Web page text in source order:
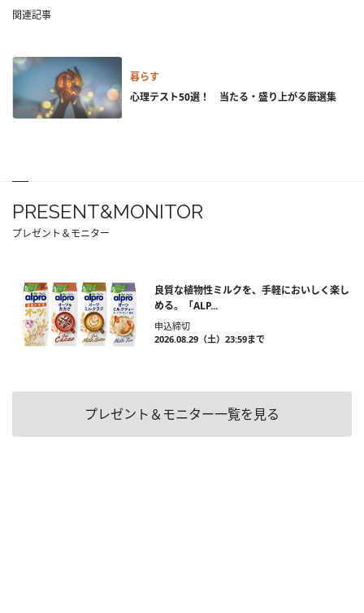
関連記事
暮らす
心理テスト50選！ 当たる・盛り上がる厳選集
PRESENT&MONITOR
プレゼント＆モニター
良質な植物性ミルクを、手軽においしく楽し
める。「ALP...
申込締切
2026.08.29（土）23:59まで
プレゼント＆モニター一覧を見る